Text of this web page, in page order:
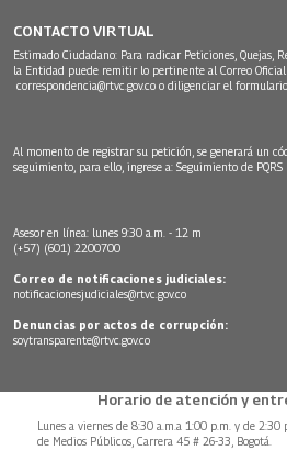
CONTACTO VIRTUAL
Estimado Ciudadano: Para radicar Peticiones, Quejas,
la Entidad puede remitir lo pertinente al Correo
correspondencia@rtvc.gov.co o diligenciar el
Al momento de registrar su petición, se generará un
seguimiento, para ello, ingrese a: Seguimiento de PQRS
Asesor en línea: lunes 9:30 a.m. - 12 m
(+57) (601) 2200700
Correo de notificaciones judiciales:
notificacionesjudiciales@rtvc.gov.co
Denuncias por actos de corrupción:
soytransparente@rtvc.gov.co
Horario de atención y
Lunes a viernes de 8:30 a.m.a 1:00 p.m. y de 2:30
de Medios Públicos, Carrera 45 # 26-33, Bogotá.